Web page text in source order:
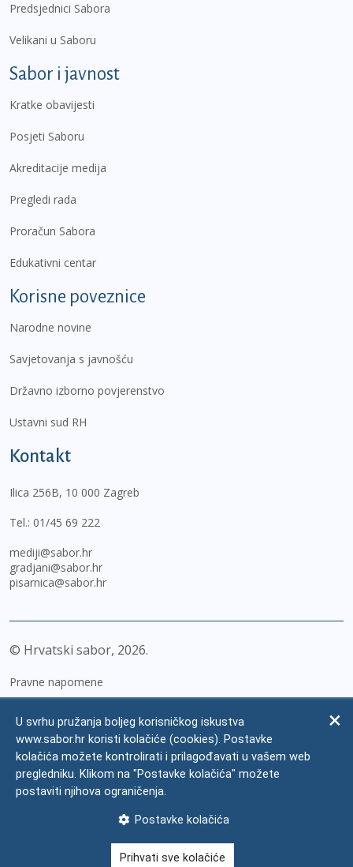
Predsjednici Sabora
Velikani u Saboru
Sabor i javnost
Kratke obavijesti
Posjeti Saboru
Akreditacije medija
Pregledi rada
Proračun Sabora
Edukativni centar
Korisne poveznice
Narodne novine
Savjetovanja s javnošću
Državno izborno povjerenstvo
Ustavni sud RH
Kontakt
Ilica 256B, 10 000 Zagreb
Tel.: 01/45 69 222
mediji@sabor.hr
gradjani@sabor.hr
pisarnica@sabor.hr
© Hrvatski sabor, 2026
Pravne napomene
Zaštita osobnih podataka
Impressum
Česta pitanja
U svrhu pružanja boljeg korisničkog iskustva
www.sabor.hr koristi kolačiće (cookies). Postavke
kolačića možete kontrolirati i prilagođavati u vašem web
pregledniku. Klikom na "Postavke kolačića" možete
postaviti njihova ograničenja.
Postavke kolačića
Prihvati sve kolačiće